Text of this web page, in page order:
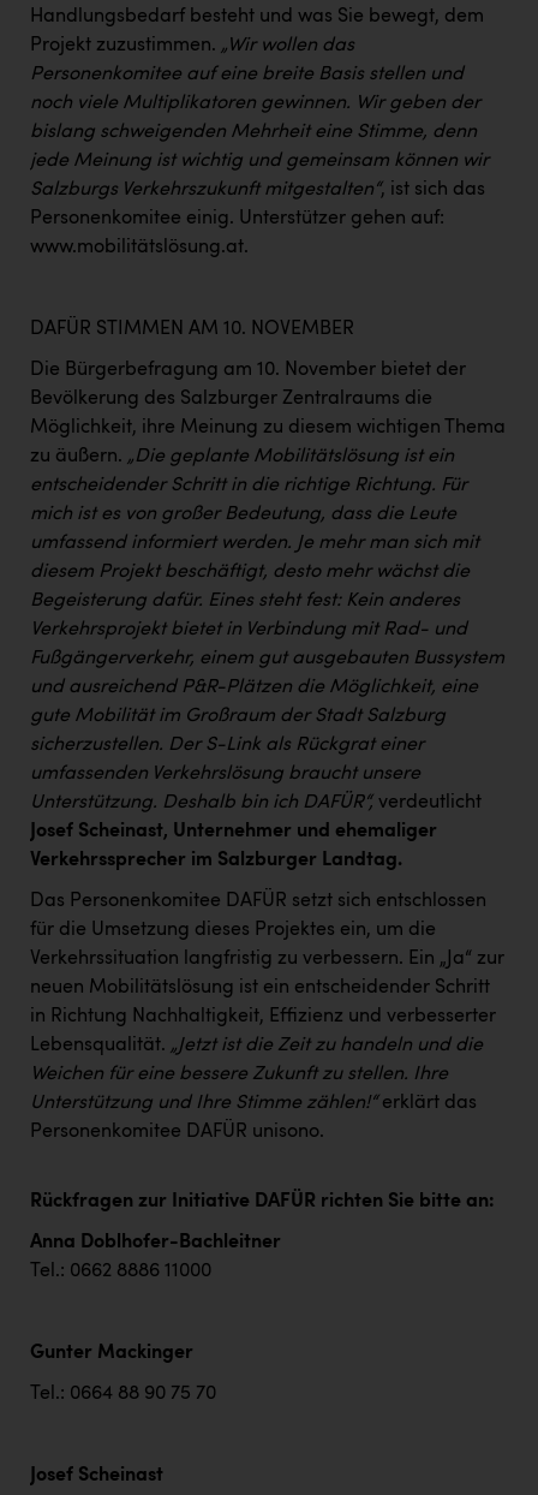
Handlungsbedarf besteht und was Sie bewegt, dem
Projekt zuzustimmen. „Wir wollen das
Personenkomitee auf eine breite Basis stellen und
noch viele Multiplikatoren gewinnen. Wir geben der
bislang schweigenden Mehrheit eine Stimme, denn
jede Meinung ist wichtig und gemeinsam können wir
Salzburgs Verkehrszukunft mitgestalten“, ist sich das
Personenkomitee einig. Unterstützer gehen auf:
www.mobilitätslösung.at.
DAFÜR STIMMEN AM 10. NOVEMBER
Die Bürgerbefragung am 10. November bietet der
Bevölkerung des Salzburger Zentralraums die
Möglichkeit, ihre Meinung zu diesem wichtigen Thema
zu äußern. „Die geplante Mobilitätslösung ist ein
entscheidender Schritt in die richtige Richtung. Für
mich ist es von großer Bedeutung, dass die Leute
umfassend informiert werden. Je mehr man sich mit
diesem Projekt beschäftigt, desto mehr wächst die
Begeisterung dafür. Eines steht fest: Kein anderes
Verkehrsprojekt bietet in Verbindung mit Rad- und
Fußgängerverkehr, einem gut ausgebauten Bussystem
und ausreichend P&R-Plätzen die Möglichkeit, eine
gute Mobilität im Großraum der Stadt Salzburg
sicherzustellen. Der S-Link als Rückgrat einer
umfassenden Verkehrslösung braucht unsere
Unterstützung. Deshalb bin ich DAFÜR“, verdeutlicht
Josef Scheinast, Unternehmer und ehemaliger
Verkehrssprecher im Salzburger Landtag.
Das Personenkomitee DAFÜR setzt sich entschlossen
für die Umsetzung dieses Projektes ein, um die
Verkehrssituation langfristig zu verbessern. Ein „Ja“ zur
neuen Mobilitätslösung ist ein entscheidender Schritt
in Richtung Nachhaltigkeit, Effizienz und verbesserter
Lebensqualität. „Jetzt ist die Zeit zu handeln und die
Weichen für eine bessere Zukunft zu stellen. Ihre
Unterstützung und Ihre Stimme zählen!“erklärt das
Personenkomitee DAFÜR unisono.
Rückfragen zur Initiative DAFÜR richten Sie bitte an:
Anna Doblhofer-Bachleitner
Tel.: 0662 8886 11000
Gunter Mackinger
Tel.: 0664 88 90 75 70
Josef Scheinast